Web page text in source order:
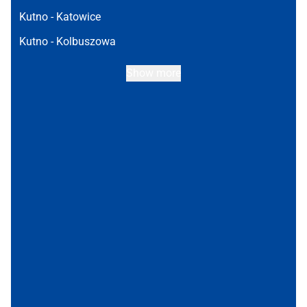
Kutno - Katowice
Kutno - Kolbuszowa